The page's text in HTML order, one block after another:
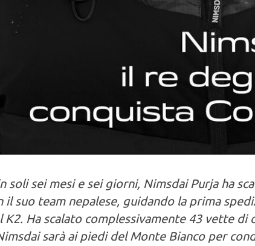
soli sei mesi e sei giorni, Nimsdai Purja ha
il suo team nepalese, guidando la prima
K2. Ha scalato complessivamente 43 vette di
sarà ai piedi del Monte Bianco per